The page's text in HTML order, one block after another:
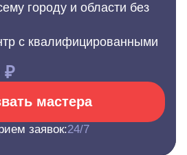
городу и области без
с квалифицированными
₽
мастера
заявок:24/7